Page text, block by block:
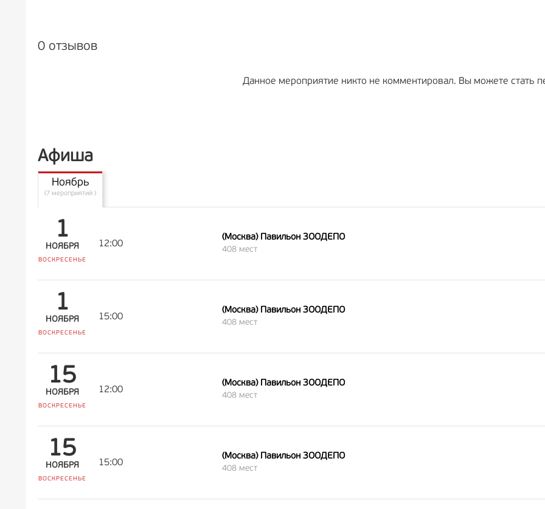
0 отзывов
Данное мероприятие никто не комментировал. Вы можете стать
Афиша
Ноябрь
(7 мероприятий )
1
НОЯБРЯ
ВОСКРЕСЕНЬЕ
12:00
(Москва) Павильон ЗООДЕПО
408 мест
1
НОЯБРЯ
ВОСКРЕСЕНЬЕ
15:00
(Москва) Павильон ЗООДЕПО
408 мест
15
НОЯБРЯ
ВОСКРЕСЕНЬЕ
12:00
(Москва) Павильон ЗООДЕПО
408 мест
15
НОЯБРЯ
ВОСКРЕСЕНЬЕ
15:00
(Москва) Павильон ЗООДЕПО
408 мест